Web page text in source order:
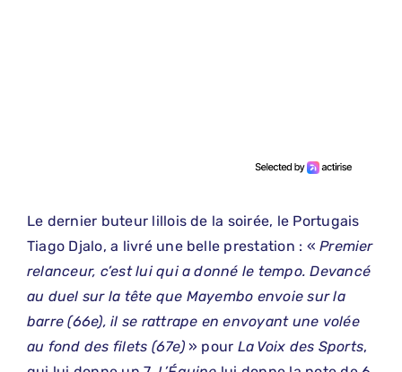
Le dernier buteur lillois de la soirée, le Portugais
Tiago Djalo, a livré une belle prestation : «Premier
relanceur, c’est lui qui a donné le tempo. Devancé
au duel sur la tête que Mayembo envoie sur la
barre (66e), il se rattrape en envoyant une volée
au fond des filets (67e)» pour La Voix des Sports,